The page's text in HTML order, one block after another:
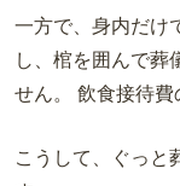
一方で、身内だけ
し、棺を囲んで葬
せん。 飲食接待費
こうして、ぐっと